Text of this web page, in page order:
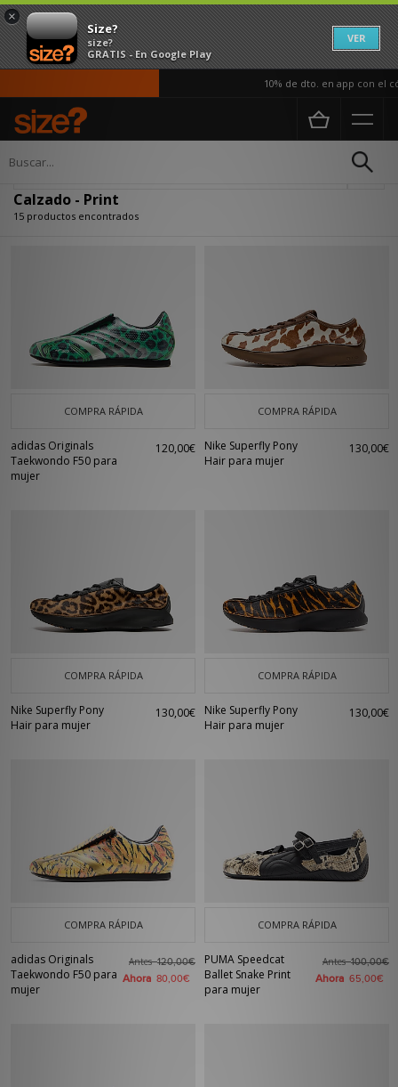
×
Size?
size?
GRATIS - En Google Play
VER
10% de dto. en app con el
Página principal
Calzado - Print
15 productos encontrados
COMPRA RÁPIDA
adidas Originals
Taekwondo F50 para
mujer
120,00€
COMPRA RÁPIDA
Nike Superfly Pony
Hair para mujer
130,00€
COMPRA RÁPIDA
Nike Superfly Pony
Hair para mujer
130,00€
COMPRA RÁPIDA
Nike Superfly Pony
Hair para mujer
130,00€
COMPRA RÁPIDA
adidas Originals
Taekwondo F50 para
mujer
Antes120,00€
Ahora 80,00€
COMPRA RÁPIDA
PUMA Speedcat
Ballet Snake Print
para mujer
Antes100,00€
Ahora 65,00€